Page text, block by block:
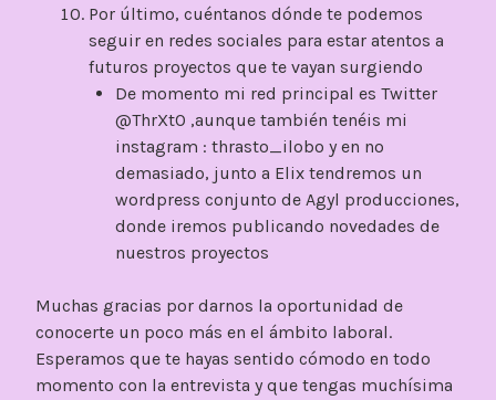
Por último, cuéntanos dónde te podemos
seguir en redes sociales para estar atentos a
futuros proyectos que te vayan surgiendo
De momento mi red principal es Twitter
@ThrXtO ,aunque también tenéis mi
instagram : thrasto_ilobo y en no
demasiado, junto a Elix tendremos un
wordpress conjunto de Agyl producciones,
donde iremos publicando novedades de
nuestros proyectos
Muchas gracias por darnos la oportunidad de
conocerte un poco más en el ámbito laboral.
Esperamos que te hayas sentido cómodo en todo
momento con la entrevista y que tengas muchísima